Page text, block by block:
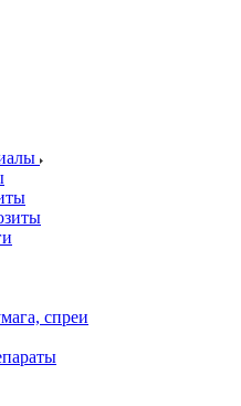
спреи